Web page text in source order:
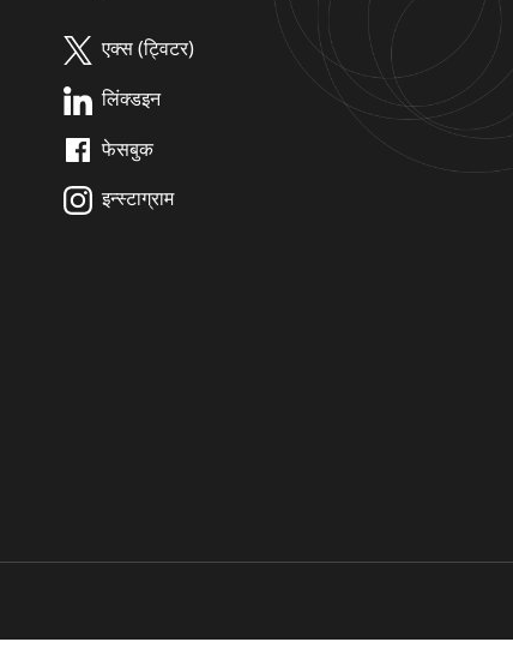
एक्स (ट्विटर)
लिंक्डइन
फेसबुक
इन्स्टाग्राम